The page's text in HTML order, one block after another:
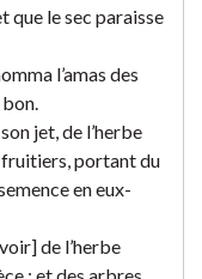
que le sec paraisse
l’amas des
jet, de l’herbe
fruitiers, portant du
en eux-
de l’herbe
; et des arbres